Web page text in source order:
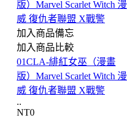
加入商品備忘
加入商品比較
01CLA-緋紅女巫（漫畫
版）Marvel Scarlet Witch 漫
威 復仇者聯盟 X戰警
..
NT0